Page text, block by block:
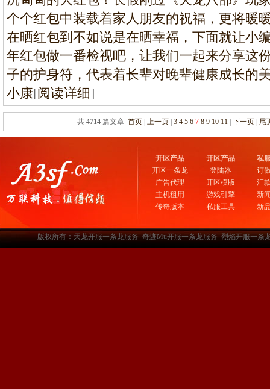
个个红包中装载着家人朋友的祝福，更将暖
在晒红包到不如说是在晒幸福，下面就让小
年红包做一番检视吧，让我们一起来分享这
子的护身符，代表着长辈对晚辈健康成长的
小康[阅读详细]
共 4714篇文章 首页| 上一页| 3 4 5 6 7 8 9 10 11| 下一页| 尾
开区产品
开区一条龙
广告代理
主机租用
传奇版本
开区产品
登陆器
开区模版
游戏引擎
私服工具
私
订
汇
新
新
版权所有：天龙开服一条龙服务_奇迹Mu开服一条龙服务_烈焰开服一条